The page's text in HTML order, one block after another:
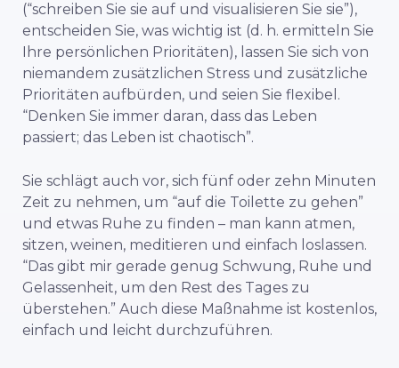
(“schreiben Sie sie auf und visualisieren Sie sie”),
entscheiden Sie, was wichtig ist (d. h. ermitteln Sie
Ihre persönlichen Prioritäten), lassen Sie sich von
niemandem zusätzlichen Stress und zusätzliche
Prioritäten aufbürden, und seien Sie flexibel.
“Denken Sie immer daran, dass das Leben
passiert; das Leben ist chaotisch”.
Sie schlägt auch vor, sich fünf oder zehn Minuten
Zeit zu nehmen, um “auf die Toilette zu gehen”
und etwas Ruhe zu finden – man kann atmen,
sitzen, weinen, meditieren und einfach loslassen.
“Das gibt mir gerade genug Schwung, Ruhe und
Gelassenheit, um den Rest des Tages zu
überstehen.” Auch diese Maßnahme ist kostenlos,
einfach und leicht durchzuführen.